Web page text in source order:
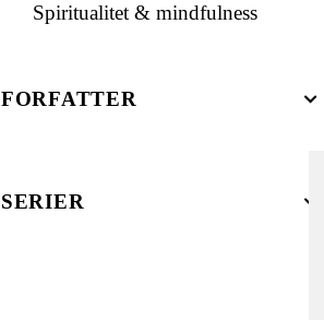
Spiritualitet & mindfulness
FORFATTER
SERIER